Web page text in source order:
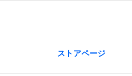
ストアページ